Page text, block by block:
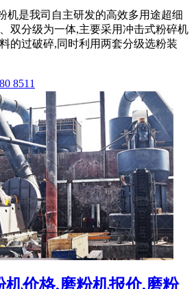
机是我司自主研发的高效多用途超细
双分级为一体,主要采用冲击式粉碎机
的过破碎,同时利用两套分级选粉装
8511
机价格,磨粉机报价,磨粉